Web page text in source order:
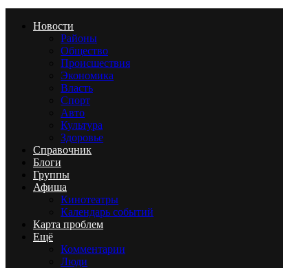
Новости
Районы
Общество
Происшествия
Экономика
Власть
Спорт
Авто
Культура
Здоровье
Справочник
Блоги
Группы
Афиша
Кинотеатры
Календарь событий
Карта проблем
Ещё
Комментарии
Люди